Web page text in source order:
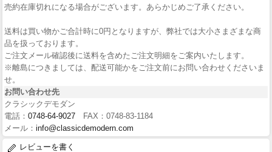
売約在庫切れになる場合がございます。あらかじめご了承ください。
送料は買い物かご合計時に0円となりますが、弊社では大小さまざまな商
品を扱っております。
ご注文メール確認後に送料を含めたご注文明細をご案内いたします。
※離島につきましては、配送可能かをご注文前にお問い合わせくださいま
せ。
お問い合わせ先
クラシックデモダン
電話： 0748-64-9027 FAX：0748-83-1184
メール： info@classicdemodern.com
レビューを書く